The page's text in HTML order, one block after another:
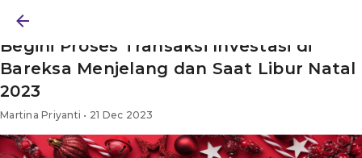
Begini Proses Transaksi Investasi di
Bareksa Menjelang dan Saat Libur Natal
2023
Martina Priyanti • 21 Dec 2023